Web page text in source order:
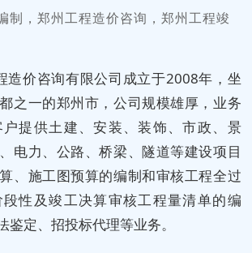
制，郑州工程造价咨询，郑州工程竣
造价咨询有限公司成立于2008年，坐
之一的郑州市，公司规模雄厚，业务
提供土建、安装、装饰、市政、景
电力、公路、桥梁、隧道等建设项目
、施工图预算的编制和审核工程全过
性及竣工决算审核工程量清单的编
鉴定、招投标代理等业务。